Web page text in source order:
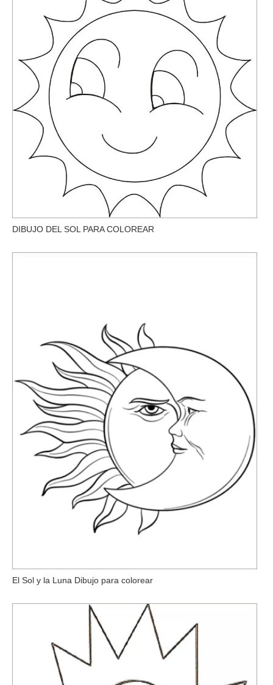
DIBUJO DEL SOL PARA COLOREAR
El Sol y la Luna Dibujo para colorear